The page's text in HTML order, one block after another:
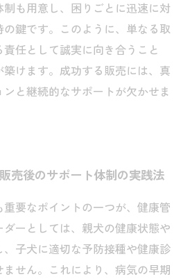
も用意し、困りごとに迅速に対
鍵です。このように、単なる取
任として誠実に向き合うこと
けます。成功する販売には、真
と継続的なサポートが欠かせま
売後のサポート体制の実践法
要なポイントの一つが、健康管
ーとしては、親犬の健康状態や
子犬に適切な予防接種や健康診
せん。これにより、病気の早期